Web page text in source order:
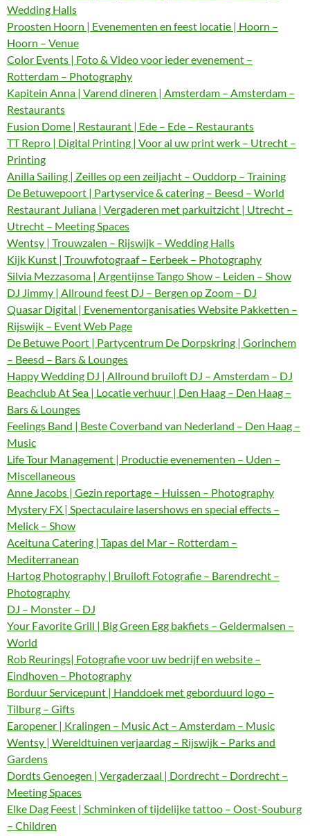
Wedding Halls
Proosten Hoorn | Evenementen en feest locatie | Hoorn –
Hoorn – Venue
Color Events | Foto & Video voor ieder evenement –
Rotterdam – Photography
Kapitein Anna | Varend dineren | Amsterdam – Amsterdam –
Restaurants
Fusion Dome | Restaurant | Ede – Ede – Restaurants
TT Repro | Digital Printing | Voor al uw print werk – Utrecht –
Printing
Anilla Sailing | Zeilles op een zeiljacht – Ouddorp – Training
De Betuwepoort | Partyservice & catering – Beesd – World
Restaurant Juliana | Vergaderen met parkuitzicht | Utrecht –
Utrecht – Meeting Spaces
Wentsy | Trouwzalen – Rijswijk – Wedding Halls
Kijk Kunst | Trouwfotograaf – Eerbeek – Photography
Silvia Mezzasoma | Argentijnse Tango Show – Leiden – Show
DJ Jimmy | Allround feest DJ – Bergen op Zoom – DJ
Quasar Digital | Evenementorganisaties Website Pakketten –
Rijswijk – Event Web Page
De Betuwe Poort | Partycentrum De Dorpskring | Gorinchem
– Beesd – Bars & Lounges
Happy Wedding DJ | Allround bruiloft DJ – Amsterdam – DJ
Beachclub At Sea | Locatie verhuur | Den Haag – Den Haag –
Bars & Lounges
Feelings Band | Beste Coverband van Nederland – Den Haag –
Music
Life Tour Management | Productie evenementen – Uden –
Miscellaneous
Anne Jacobs | Gezin reportage – Huissen – Photography
Mystery FX | Spectaculaire lasershows en special effects –
Melick – Show
Aceituna Catering | Tapas del Mar – Rotterdam –
Mediterranean
Hartog Photography | Bruiloft Fotografie – Barendrecht –
Photography
DJ – Monster – DJ
Your Favorite Grill | Big Green Egg bakfiets – Geldermalsen –
World
Rob Reurings| Fotografie voor uw bedrijf en website –
Eindhoven – Photography
Borduur Servicepunt | Handdoek met geborduurd logo –
Tilburg – Gifts
Earopener | Kralingen – Music Act – Amsterdam – Music
Wentsy | Wereldtuinen verjaardag – Rijswijk – Parks and
Gardens
Dordts Genoegen | Vergaderzaal | Dordrecht – Dordrecht –
Meeting Spaces
Elke Dag Feest | Schminken of tijdelijke tattoo – Oost-Souburg
– Children